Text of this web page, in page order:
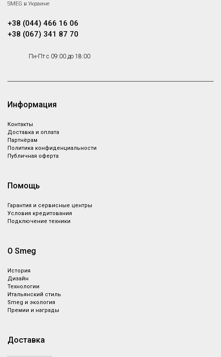
SMEG в Украине
+38 (044) 466 16 06
+38 (067) 341 87 70
Пн-Пт с 09:00 до 18:00
Информация
Контакты
Доставка и оплата
Партнёрам
Политика конфиденциальности
Публичная оферта
Помощь
Гарантия и сервисные центры
Условия кредитования
Подключение техники
О Smeg
История
Дизайн
Технологии
Итальянский стиль
Smeg и экология
Премии и награды
Доставка